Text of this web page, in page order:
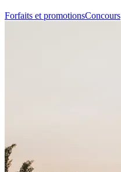
Forfaits et promotionsConcours